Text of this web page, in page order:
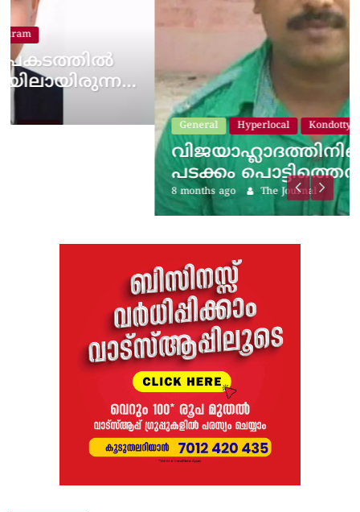
General Hyperlocal Kondotty
വിജയാഹ്ലാദത്തിനിടെ സ്കൂട്ടറിലെ
പടക്കം പൊട്ടിത്തെറിച്ചു;…
The Journal